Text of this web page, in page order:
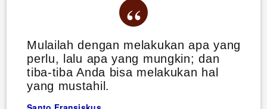
Mulailah dengan melakukan apa yang
perlu, lalu apa yang mungkin; dan
tiba-tiba Anda bisa melakukan hal
yang mustahil.